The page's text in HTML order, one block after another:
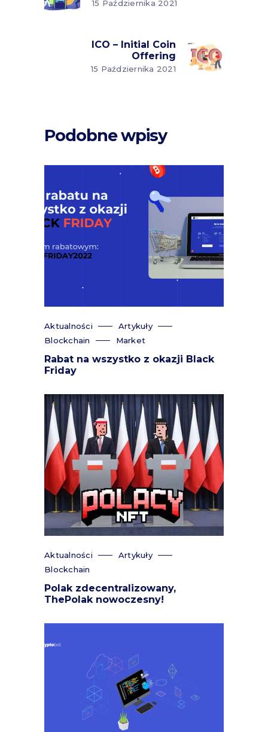
15 Października 2021
ICO – Initial Coin
Offering
15 Października 2021
Podobne wpisy
Aktualności
Artykuły
Blockchain
Market
Rabat na wszystko z okazji Black
Friday
Aktualności
Artykuły
Blockchain
Polak zdecentralizowany,
ThePolak nowoczesny!